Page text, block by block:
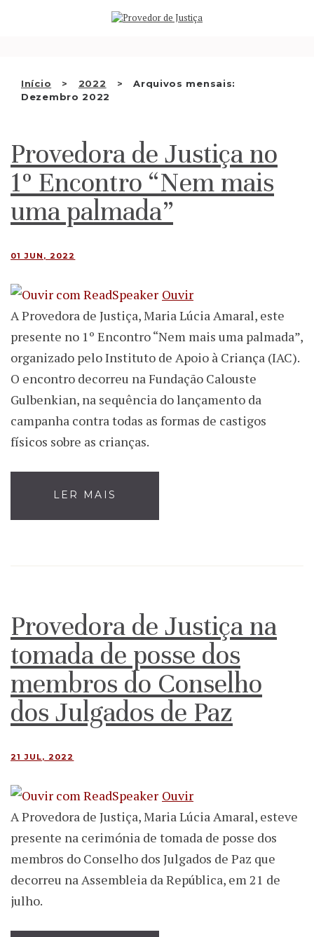
Início 2022
Arquivos mensais:
Dezembro 2022
QUEM SOMOS
RECOMENDAÇÕES E OUTRAS
DECISÕES
APRESENTAR QUEIXA
PT
Provedora de Justiça no
1º Encontro “Nem mais
uma palmada”
01 JUN, 2022
Ouvir
A Provedora de Justiça, Maria Lúcia Amaral, este
presente no 1º Encontro “Nem mais uma palmada”,
organizado pelo Instituto de Apoio à Criança (IAC).
O encontro decorreu na Fundação Calouste
Gulbenkian, na sequência do lançamento da
campanha contra todas as formas de castigos
físicos sobre as crianças.
LER MAIS
Provedora de Justiça na
tomada de posse dos
membros do Conselho
dos Julgados de Paz
21 JUL, 2022
Ouvir
A Provedora de Justiça, Maria Lúcia Amaral, esteve
presente na cerimónia de tomada de posse dos
membros do Conselho dos Julgados de Paz que
decorreu na Assembleia da República, em 21 de
julho.